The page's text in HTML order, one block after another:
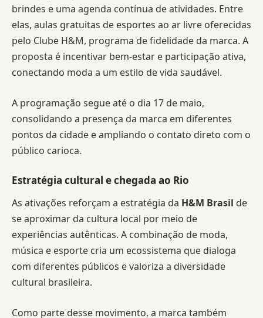
brindes e uma agenda contínua de atividades. Entre
elas, aulas gratuitas de esportes ao ar livre oferecidas
pelo Clube H&M, programa de fidelidade da marca. A
proposta é incentivar bem-estar e participação ativa,
conectando moda a um estilo de vida saudável.
A programação segue até o dia 17 de maio,
consolidando a presença da marca em diferentes
pontos da cidade e ampliando o contato direto com o
público carioca.
Estratégia cultural e chegada ao Rio
As ativações reforçam a estratégia da H&M Brasil de
se aproximar da cultura local por meio de
experiências autênticas. A combinação de moda,
música e esporte cria um ecossistema que dialoga
com diferentes públicos e valoriza a diversidade
cultural brasileira.
Como parte desse movimento, a marca também